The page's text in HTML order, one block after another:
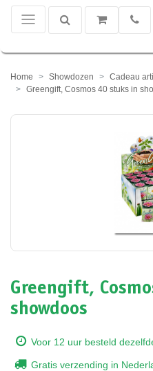
Home Showdozen
Cadeau
Greengift, Cosmos 40 stuks in
Greengift,
showdoos
Voor 12 uur besteld
Gratis verzending in